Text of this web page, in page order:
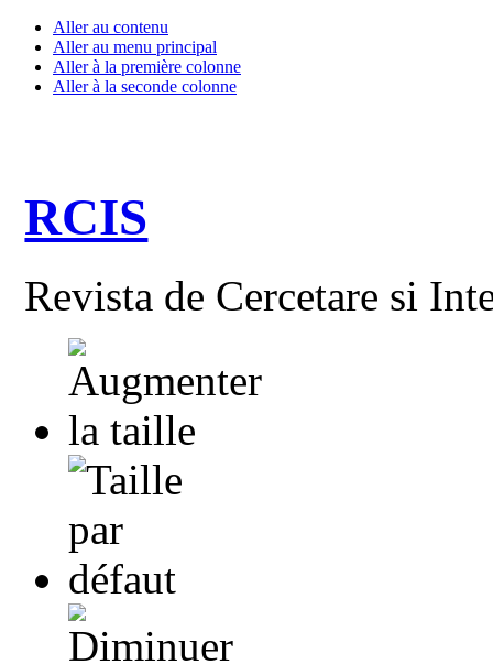
Aller au contenu
Aller au menu principal
Aller à la première colonne
Aller à la seconde colonne
RCIS
Revista de Cercetare si